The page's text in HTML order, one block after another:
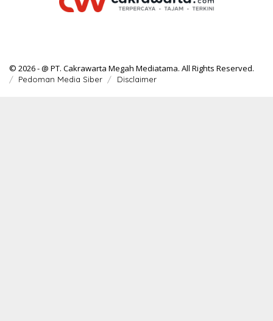
© 2026 - @ PT. Cakrawarta Megah Mediatama. All Rights Reserved.
Pedoman Media Siber Disclaimer